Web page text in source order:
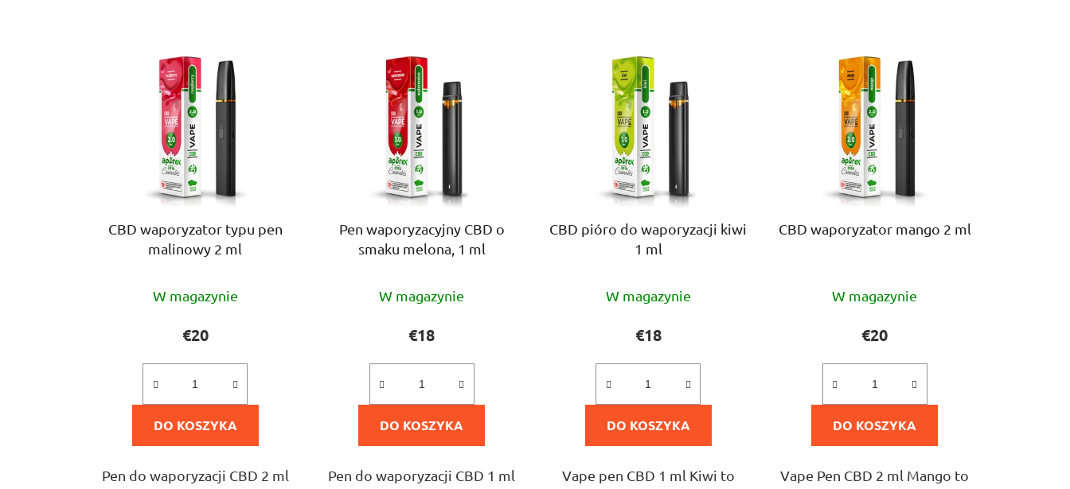
CBD waporyzator typu pen
malinowy 2 ml
ocena
produktu
5,0
na
5
gwiazdek.
W magazynie
€20
DO KOSZYKA
Pen do waporyzacji CBD 2 ml
Pen waporyzacyjny CBD o
smaku melona, 1 ml
ocena
produktu
5,0
na
5
gwiazdek.
W magazynie
€18
DO KOSZYKA
Pen do waporyzacji CBD 1 ml
CBD pióro do waporyzacji kiwi
1 ml
ocena
produktu
5,0
na
5
gwiazdek.
W magazynie
€18
DO KOSZYKA
Vape pen CBD 1 ml Kiwi to
CBD waporyzator mango 2 ml
ocena
produktu
5,0
na
5
gwiazdek.
W magazynie
€20
DO KOSZYKA
Vape Pen CBD 2 ml Mango to